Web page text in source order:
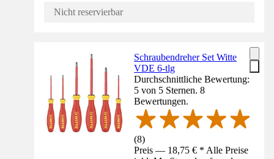
Nicht reservierbar
Schraubendreher Set Witte
VDE 6-tlg
Durchschnittliche Bewertung:
5 von 5 Sternen. 8
Bewertungen.
(8)
Preis — 18,75 € * Alle Preise